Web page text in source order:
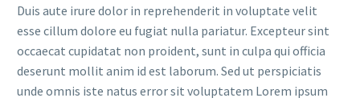
Duis aute irure dolor in reprehenderit in voluptate velit
esse cillum dolore eu fugiat nulla pariatur. Excepteur sint
occaecat cupidatat non proident, sunt in culpa qui officia
deserunt mollit anim id est laborum. Sed ut perspiciatis
unde omnis iste natus error sit voluptatem Lorem ipsum